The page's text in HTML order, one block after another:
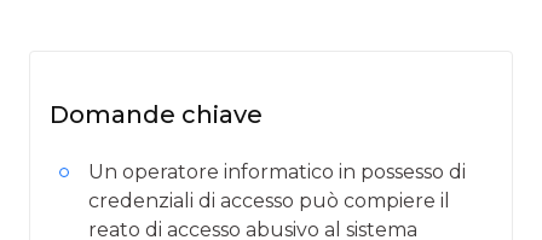
Domande chiave
Un operatore informatico in possesso di
credenziali di accesso può compiere il
reato di accesso abusivo al sistema